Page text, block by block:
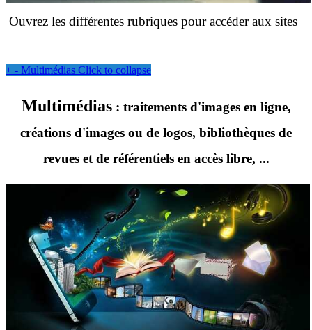
Ouvrez les différentes rubriques pour accéder aux sites
+ - Multimédias Click to collapse
Multimédias: traitements d'images en ligne,
créations d'images ou de logos, bibliothèques de
revues et de référentiels en accès libre, ...